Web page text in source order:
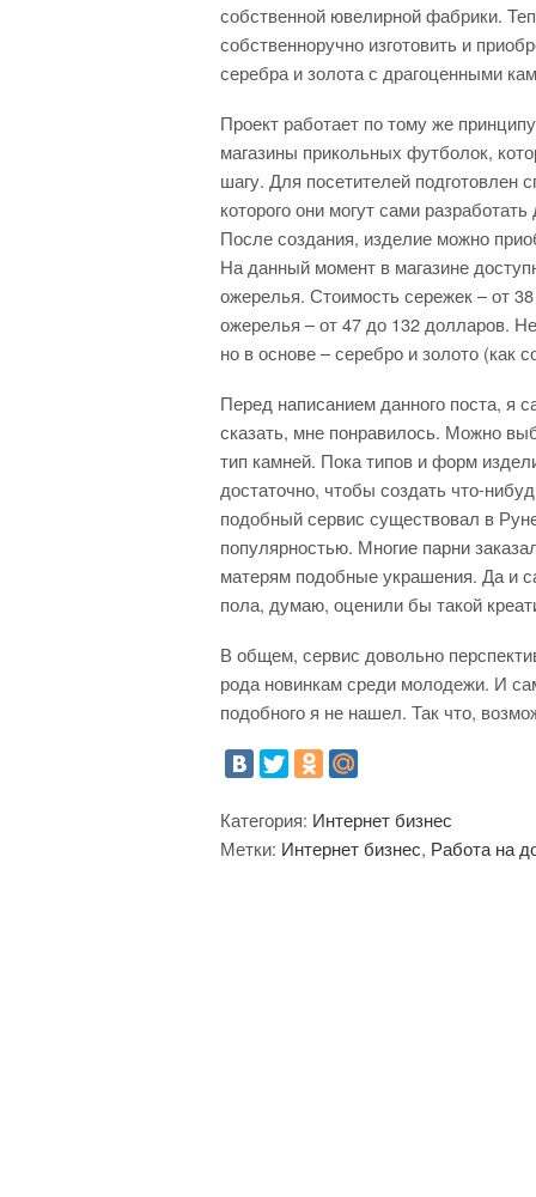
собственной ювелирной фабрики.
собственноручно изготовить и
серебра и золота с драгоценными
Проект работает по тому же
магазины прикольных футболок,
шагу. Для посетителей подготовлен
которого они могут сами
После создания, изделие можно
На данный момент в магазине
ожерелья. Стоимость сережек – от
ожерелья – от 47 до 132 долларов.
но в основе – серебро и золото (как
Перед написанием данного поста, я
сказать, мне понравилось. Можно
тип камней. Пока типов и форм
достаточно, чтобы создать что-
подобный сервис существовал в
популярностью. Многие парни
матерям подобные украшения. Да и
пола, думаю, оценили бы такой
В общем, сервис довольно
рода новинкам среди молодежи. И
подобного я не нашел. Так что,
Категория: Интернет бизнес
Метки: Интернет бизнес, Работа на